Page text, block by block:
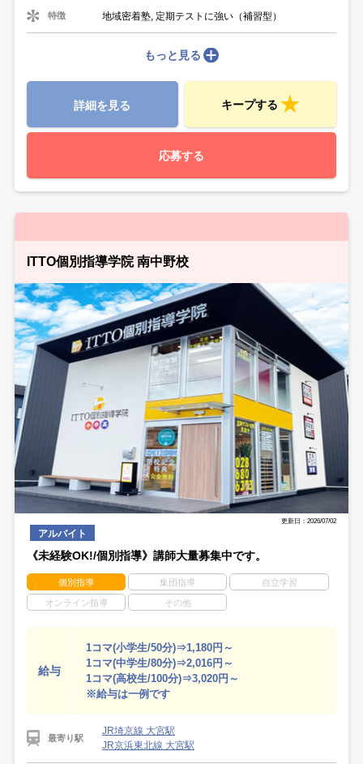
特徴 地域密着塾, 定期テストに強い（補習型）
もっと見る
詳細を見る キープする
応募する
ITTO個別指導学院 南中野校
更新日：2026/07/02
アルバイト
《未経験OK!/個別指導》講師大量募集中です。
個別指導 集団指導 自立学習
オンライン指導 その他
給与
1コマ(小学生/50分)⇒1,180円～
1コマ(中学生/80分)⇒2,016円～
1コマ(高校生/100分)⇒3,020円～
※給与は一例です
最寄り駅
JR埼京線 大宮駅
JR京浜東北線 大宮駅